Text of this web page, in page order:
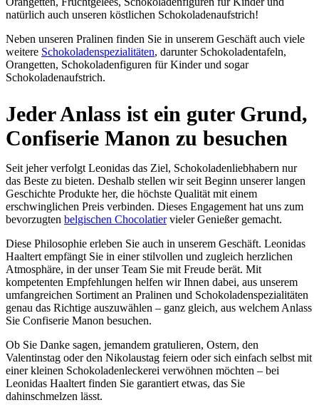
natürlich auch unseren köstlichen Schokoladenaufstrich!
Neben unseren Pralinen finden Sie in unserem Geschäft auch viele
weitere Schokoladenspezialitäten, darunter Schokoladentafeln,
Orangetten, Schokoladenfiguren für Kinder und sogar
Schokoladenaufstrich.
Jeder Anlass ist ein guter Grund,
Confiserie Manon zu besuchen
Seit jeher verfolgt Leonidas das Ziel, Schokoladenliebhabern nur
das Beste zu bieten. Deshalb stellen wir seit Beginn unserer langen
Geschichte Produkte her, die höchste Qualität mit einem
erschwinglichen Preis verbinden. Dieses Engagement hat uns zum
bevorzugten belgischen Chocolatiervieler Genießer gemacht.
Diese Philosophie erleben Sie auch in unserem Geschäft. Leonidas
Haaltert empfängt Sie in einer stilvollen und zugleich herzlichen
Atmosphäre, in der unser Team Sie mit Freude berät. Mit
kompetenten Empfehlungen helfen wir Ihnen dabei, aus unserem
umfangreichen Sortiment an Pralinen und Schokoladenspezialitäten
genau das Richtige auszuwählen – ganz gleich, aus welchem Anlass
Sie Confiserie Manon besuchen.
Ob Sie Danke sagen, jemandem gratulieren, Ostern, den
Valentinstag oder den Nikolaustag feiern oder sich einfach selbst mit
einer kleinen Schokoladenleckerei verwöhnen möchten – bei
Leonidas Haaltert finden Sie garantiert etwas, das Sie
dahinschmelzen lässt.